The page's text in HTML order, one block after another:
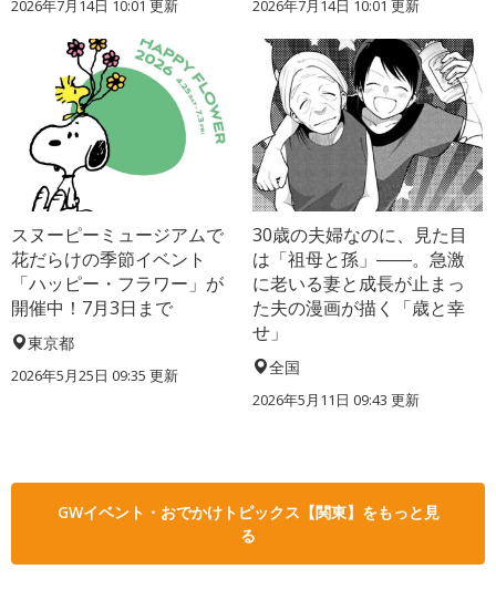
2026年7月14日 10:01 更新 2026年7月14日 10:01 更新
スヌーピーミュージアムで
花だらけの季節イベント
「ハッピー・フラワー」が
開催中！7月3日まで
東京都
2026年5月25日 09:35 更新
30歳の夫婦なのに、見た目
は「祖母と孫」――。急激
に老いる妻と成長が止まっ
た夫の漫画が描く「歳と幸
せ」
全国
2026年5月11日 09:43 更新
GWイベント・おでかけトピックス【関東】をもっと見
る